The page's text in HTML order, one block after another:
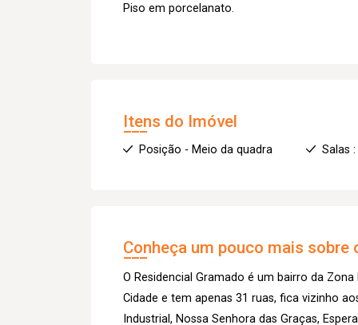
Piso em porcelanato.
Itens do Imóvel
Posição - Meio da quadra Salas :
Conheça um pouco mais sobre
O Residencial Gramado é um bairro da
Cidade e tem apenas 31 ruas, fica vizinho
Industrial, Nossa Senhora das Graças,